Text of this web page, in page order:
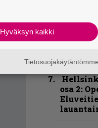
Thrash
osa 2:
Hyväksyn kaikki
Tietosuojakäytäntömme